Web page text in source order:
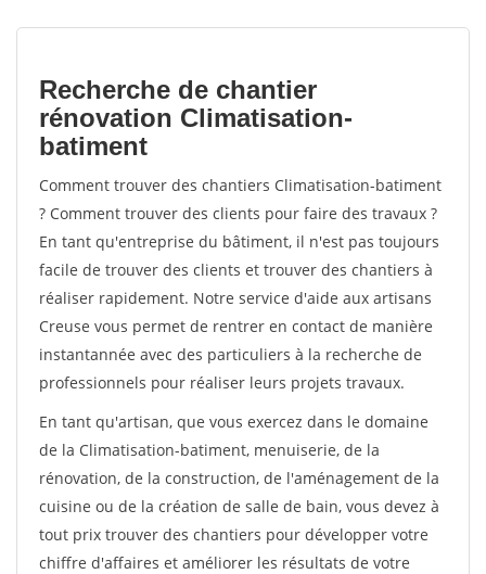
votes
Recherche de chantier
rénovation Climatisation-
batiment
Comment trouver des chantiers Climatisation-batiment
? Comment trouver des clients pour faire des travaux ?
En tant qu'entreprise du bâtiment, il n'est pas toujours
facile de trouver des clients et trouver des chantiers à
réaliser rapidement. Notre service d'aide aux artisans
Creuse vous permet de rentrer en contact de manière
instantannée avec des particuliers à la recherche de
professionnels pour réaliser leurs projets travaux.
En tant qu'artisan, que vous exercez dans le domaine
de la Climatisation-batiment, menuiserie, de la
rénovation, de la construction, de l'aménagement de la
cuisine ou de la création de salle de bain, vous devez à
tout prix trouver des chantiers pour développer votre
chiffre d'affaires et améliorer les résultats de votre